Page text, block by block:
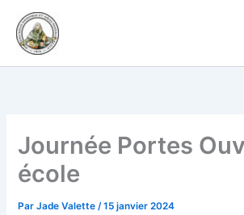
contenu
Journée Portes
école
ParJade Valette/15 janvier 2024